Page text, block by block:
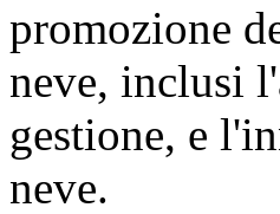
promozione
neve, inclusi
gestione, e
neve.